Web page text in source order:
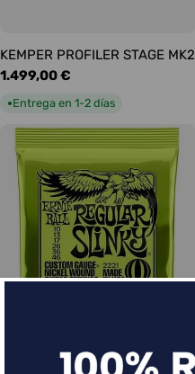
KEMPER PROFILER STAGE MK2
Precio
habitual
1.499,00 €
●Entrega en 1-2 días
Slinky Regular 10-46